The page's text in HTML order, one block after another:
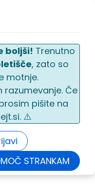
STRANKAM
boljši! Trenutno
, zato so
motnje.
razumevanje. Če
pišite na
⚠️